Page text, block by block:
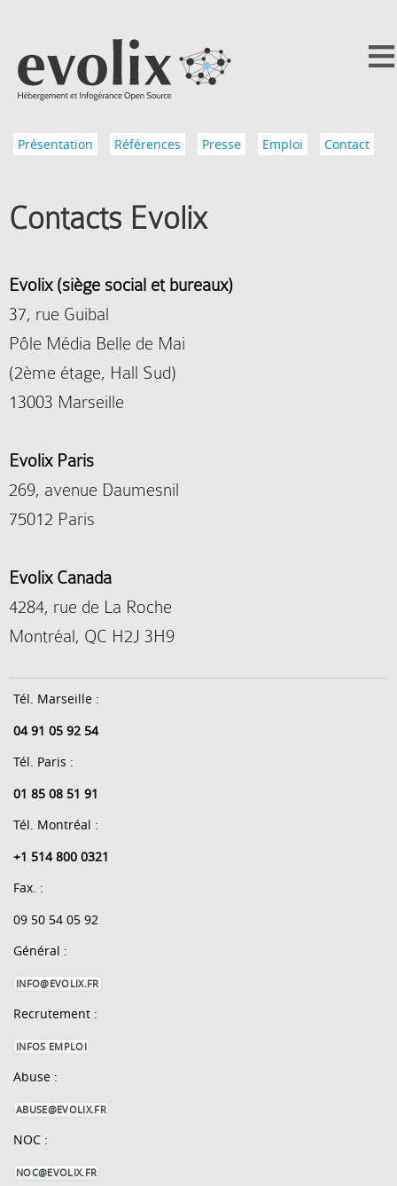
Présentation Références Presse Emploi Contact
Contacts Evolix
Evolix (siège social et bureaux)
37, rue Guibal
Pôle Média Belle de Mai
(2ème étage, Hall Sud)
13003 Marseille
Evolix Paris
269, avenue Daumesnil
75012 Paris
Evolix Canada
4284, rue de La Roche
Montréal, QC H2J 3H9
Tél. Marseille :
04 91 05 92 54
Tél. Paris :
01 85 08 51 91
Tél. Montréal :
+1 514 800 0321
Fax. :
09 50 54 05 92
Général :
INFO@EVOLIX.FR
Recrutement :
INFOS EMPLOI
Abuse :
ABUSE@EVOLIX.FR
NOC :
NOC@EVOLIX.FR